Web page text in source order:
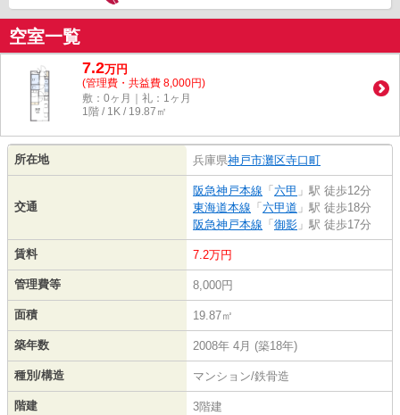
空室一覧
7.2万円
(管理費・共益費 8,000円)
敷：0ヶ月｜礼：1ヶ月
1階 / 1K / 19.87㎡
所在地 兵庫県神戸市灘区寺口町
交通
阪急神戸本線 「 六甲 」駅 徒歩12分
東海道本線 「 六甲道 」駅 徒歩18分
阪急神戸本線 「 御影 」駅 徒歩17分
賃料 7.2万円
管理費等 8,000円
面積 19.87㎡
築年数 2008年 4月 (築18年)
種別/構造 マンション/鉄骨造
階建 3階建